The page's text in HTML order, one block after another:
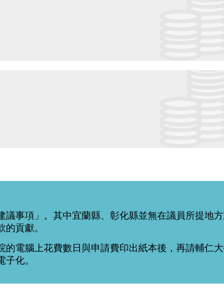
議事項」。其中宜蘭縣、彰化縣並無在議員所提地
貢獻。
電腦上花費數日與申請費印出紙本後，再請輔仁
化。